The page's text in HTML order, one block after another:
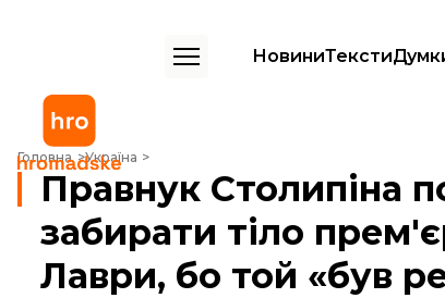
НовиниТексти
Головна Україна
Правнук Столипіна попросив Зеленського не забирати тіло
Правнук Столипіна
забирати тіло
Лаври, бо той «був